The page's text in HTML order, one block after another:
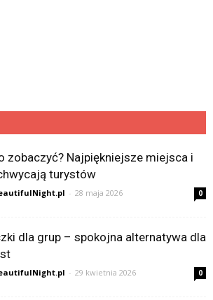
zobaczyć? Najpiękniejsze miejsca i
turystów
- 28 maja 2026 0
dla grup – spokojna alternatywa dla
- 29 kwietnia 2026 0